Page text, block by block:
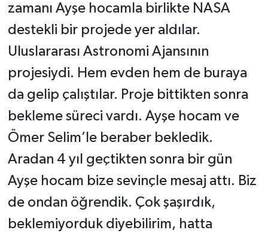
zamanı Ayşe hocamla birlikte NASA
destekli bir projede yer aldılar.
Uluslararası Astronomi Ajansının
projesiydi. Hem evden hem de buraya
da gelip çalıştılar. Proje bittikten sonra
bekleme süreci vardı. Ayşe hocam ve
Ömer Selim’le beraber bekledik.
Aradan 4 yıl geçtikten sonra bir gün
Ayşe hocam bize sevinçle mesaj attı. Biz
de ondan öğrendik. Çok şaşırdık,
beklemiyorduk diyebilirim, hatta